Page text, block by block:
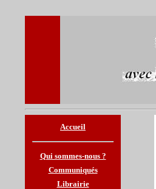
Accueil
Qui sommes-nous ?
Communiqués
Librairie